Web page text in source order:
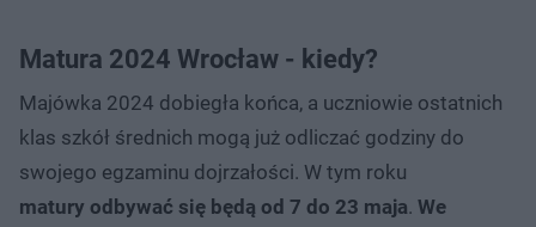
Matura 2024 Wrocław - kiedy?
Majówka 2024 dobiegła końca, a uczniowie ostatnich
klas szkół średnich mogą już odliczać godziny do
swojego egzaminu dojrzałości. W tym roku
matury odbywać się będą od 7 do 23 maja. We